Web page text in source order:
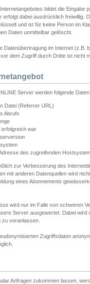
bildet die
dabei ausdrücklich freiwillig.
und ist für keine Person im
Daten unmittelbar gelöscht.
Datenübertragung im Internet (z.B.
dem Zugriff durch Dritte ist nicht
Server werden folgende
Datei (Referrer URL)
Abrufs
erfolgreich war
des zugreifenden
zur Verbesserung des
mit anderen Datenquellen wird
eines Abonnements
wird nur im Falle von schweren
Server ausgewertet. Dabei
veranlassen.
Zugriffsdaten
Anfragen zukommen lassen,